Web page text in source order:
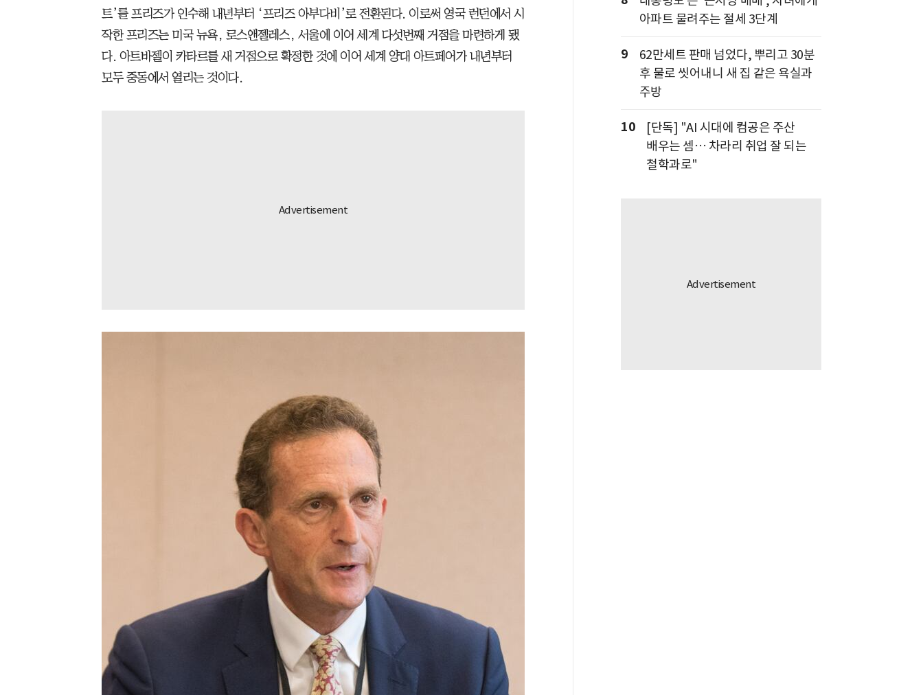
트’를 프리즈가 인수해 내년부터 ‘프리즈 아부다비’로 전환된다. 이로써 영국 런던에서 시
작한 프리즈는 미국 뉴욕, 로스앤젤레스, 서울에 이어 세계 다섯번째 거점을 마련하게 됐
다. 아트바젤이 카타르를 새 거점으로 확정한 것에 이어 세계 양대 아트페어가 내년부터
모두 중동에서 열리는 것이다.
아파트 물려주는 절세 3단계
9
62만세트 판매 넘었다, 뿌리고 30분
후 물로 씻어내니 새 집 같은 욕실과
주방
10
[단독] "AI 시대에 컴공은 주산
배우는 셈… 차라리 취업 잘 되는
철학과로"